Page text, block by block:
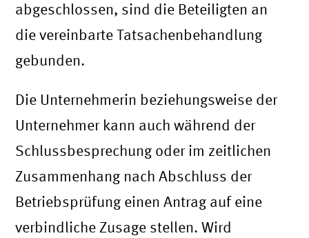
abgeschlossen, sind die Beteiligten an
die vereinbarte Tatsachenbehandlung
gebunden.
Die Unternehmerin beziehungsweise der
Unternehmer kann auch während der
Schlussbesprechung oder im zeitlichen
Zusammenhang nach Abschluss der
Betriebsprüfung einen Antrag auf eine
verbindliche Zusage stellen. Wird